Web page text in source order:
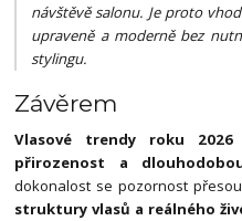
návštěvě salonu. Je proto
upraveně a moderně bez
stylingu.
Závěrem
Vlasové trendy roku
přirozenost a
dokonalost se pozornost
struktury vlasů a reálného